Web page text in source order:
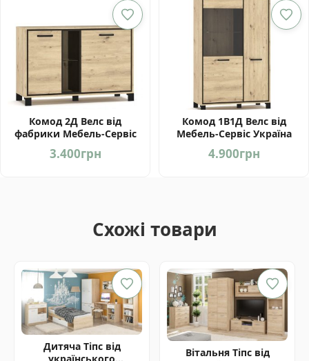
Комод 2Д Велс від
фабрики Мебель-Сервіс
3.400грн
Комод 1В1Д Велс від
Мебель-Сервіс Україна
4.900грн
Схожі товари
Дитяча Тіпс від
Вітальня Тіпс від